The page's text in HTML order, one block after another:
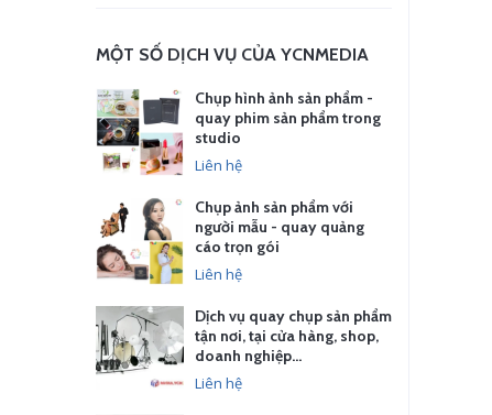
MỘT SỐ DỊCH VỤ CỦA YCNMEDIA
Chụp hình ảnh sản phẩm -
quay phim sản phẩm trong
studio
Liên hệ
Chụp ảnh sản phẩm với
người mẫu - quay quảng
cáo trọn gói
Liên hệ
Dịch vụ quay chụp sản phẩm
tận nơi, tại cửa hàng, shop,
doanh nghiệp…
Liên hệ